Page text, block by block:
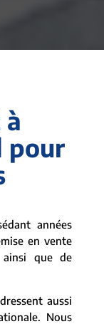
pour
années
en vente
que de
aussi
Nous